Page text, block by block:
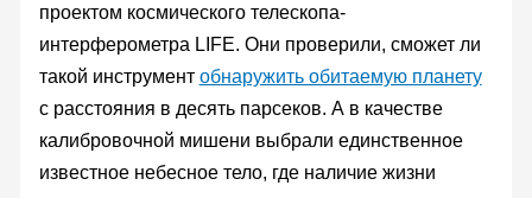
проектом космического телескопа-
интерферометра LIFE. Они проверили, сможет ли
такой инструмент обнаружить обитаемую планету
с расстояния в десять парсеков. А в качестве
калибровочной мишени выбрали единственное
известное небесное тело, где наличие жизни